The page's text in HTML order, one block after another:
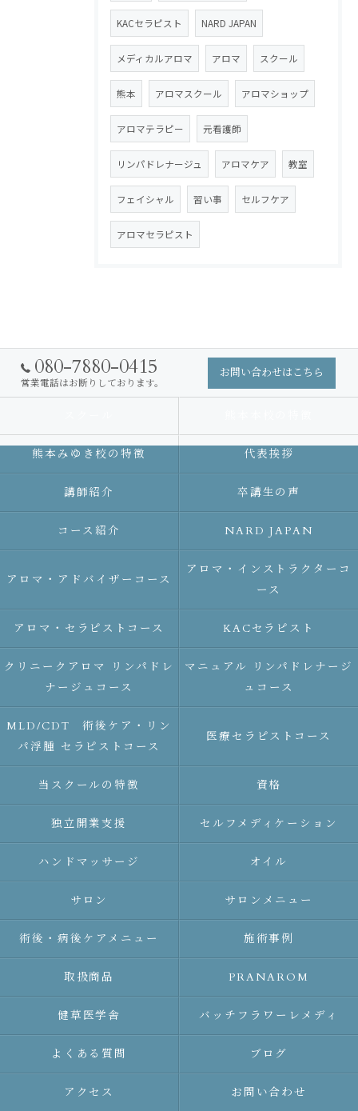
KACセラピスト NARD JAPAN
メディカルアロマ アロマ スクール
熊本 アロマスクール アロマショップ
アロマテラピー 元看護師
リンパドレナージュ アロマケア 教室
フェイシャル 習い事 セルフケア
アロマセラピスト
080-7880-0415
営業電話はお断りしております。
お問い合わせはこちら
熊本みゆき校の特徴 代表挨拶
講師紹介 卒講生の声
コース紹介 NARD JAPAN
アロマ・アドバイザーコース
アロマ・インストラクターコ
ース
アロマ・セラピストコース KACセラピスト
クリニークアロマ リンパドレ
ナージュコース
マニュアル リンパドレナージ
ュコース
MLD/CDT 術後ケア・リン
パ浮腫 セラピストコース
医療セラピストコース
当スクールの特徴 資格
独立開業支援 セルフメディケーション
ハンドマッサージ オイル
サロン サロンメニュー
術後・病後ケアメニュー 施術事例
取扱商品 PRANAROM
健草医学舎 バッチフラワーレメディ
よくある質問 ブログ
アクセス お問い合わせ